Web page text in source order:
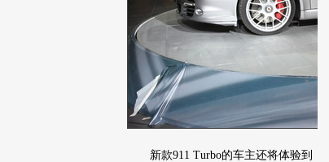
新款911 Turbo的车主还将体验到